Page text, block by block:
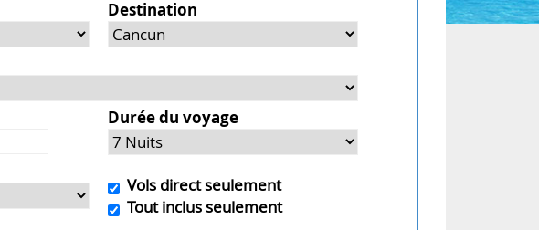
Destination
Durée du voyage
Vols direct seulement
Tout inclus seulement